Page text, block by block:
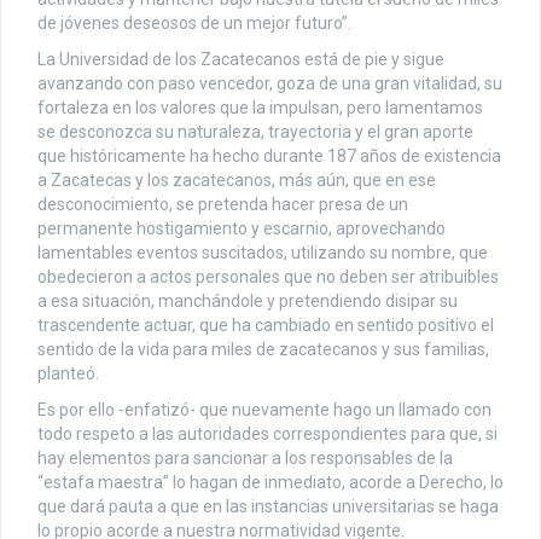
de jóvenes deseosos de un mejor futuro”.
La Universidad de los Zacatecanos está de pie y sigue
avanzando con paso vencedor, goza de una gran vitalidad, su
fortaleza en los valores que la impulsan, pero lamentamos
se desconozca su naturaleza, trayectoria y el gran aporte
que históricamente ha hecho durante 187 años de existencia
a Zacatecas y los zacatecanos, más aún, que en ese
desconocimiento, se pretenda hacer presa de un
permanente hostigamiento y escarnio, aprovechando
lamentables eventos suscitados, utilizando su nombre, que
obedecieron a actos personales que no deben ser atribuibles
a esa situación, manchándole y pretendiendo disipar su
trascendente actuar, que ha cambiado en sentido positivo el
sentido de la vida para miles de zacatecanos y sus familias,
planteó.
Es por ello -enfatizó- que nuevamente hago un llamado con
todo respeto a las autoridades correspondientes para que, si
hay elementos para sancionar a los responsables de la
“estafa maestra” lo hagan de inmediato, acorde a Derecho, lo
que dará pauta a que en las instancias universitarias se haga
lo propio acorde a nuestra normatividad vigente.